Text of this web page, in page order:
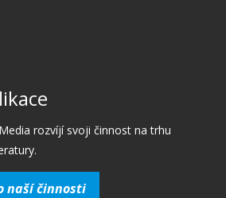
rozvíjí svoji činnost na trhu
naší činnosti